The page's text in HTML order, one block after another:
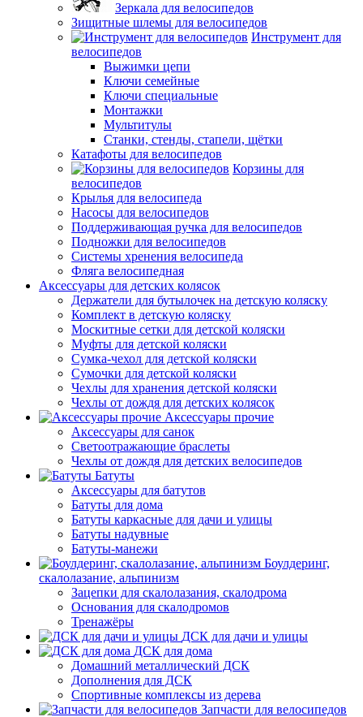
Зеркала для велосипедов
Зищитные шлемы для велосипедов
Инструмент для
велосипедов
Выжимки цепи
Ключи семейные
Ключи специальные
Монтажки
Мультитулы
Станки, стенды, стапели, щётки
Катафоты для велосипедов
Корзины для
велосипедов
Крылья для велосипеда
Насосы для велосипедов
Поддерживающая ручка для велосипедов
Подножки для велосипедов
Системы хренения велосипеда
Фляга велосипедная
Аксессуары для детских колясок
Держатели для бутылочек на детскую коляску
Комплект в детскую коляску
Москитные сетки для детской коляски
Муфты для детской коляски
Сумка-чехол для детской коляски
Сумочки для детской коляски
Чехлы для хранения детской коляски
Чехлы от дождя для детских колясок
Аксессуары прочие
Аксессуары для санок
Светоотражающие браслеты
Чехлы от дождя для детских велосипедов
Батуты
Аксессуары для батутов
Батуты для дома
Батуты каркасные для дачи и улицы
Батуты надувные
Батуты-манежи
Боулдеринг,
скалолазание, альпинизм
Зацепки для скалолазания, скалодрома
Основания для скалодромов
Тренажёры
ДСК для дачи и улицы
ДСК для дома
Домашний металлический ДСК
Дополнения для ДСК
Спортивные комплексы из дерева
Запчасти для велосипедов